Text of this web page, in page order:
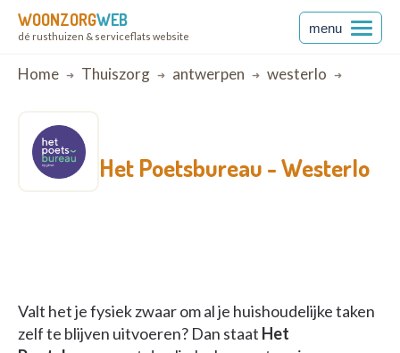
WOONZORGWEB
dé rusthuizen & serviceflats website
menu
Breadcrumb
Home Thuiszorg antwerpen westerlo
Het Poetsbureau -Westerlo
Valt het je fysiek zwaar om al je huishoudelijke taken
zelf te blijven uitvoeren? Dan staat Het